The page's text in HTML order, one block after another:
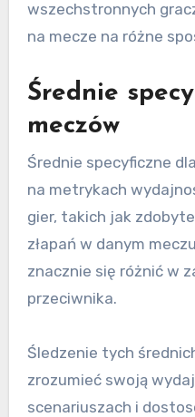
wszechstronnych
na mecze na różne
Średnie
meczów
Średnie specyficzne
na metrykach
gier, takich jak
złapań w danym
znacznie się różnić w
przeciwnika.
Śledzenie tych
zrozumieć swoją
scenariuszach i